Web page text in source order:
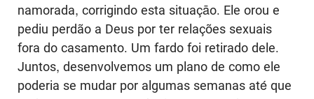
namorada, corrigindo esta situaçāo. Ele orou e
pediu perdão a Deus por ter relações sexuais
fora do casamento. Um fardo foi retirado dele.
Juntos, desenvolvemos um plano de como ele
poderia se mudar por algumas semanas até que